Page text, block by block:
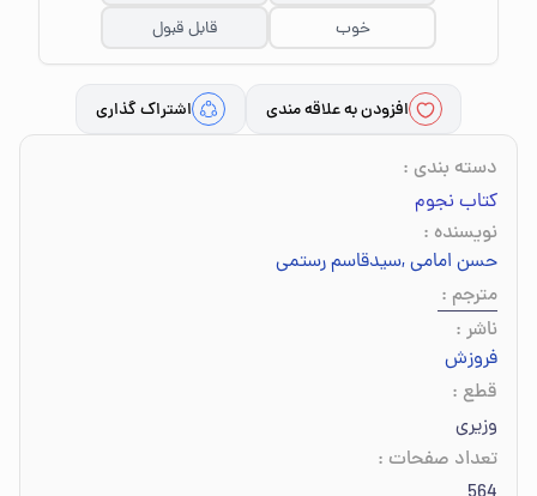
خوب
قابل قبول
افزودن به علاقه مندی اشتراک گذاری
دسته بندی :
کتاب نجوم
نویسنده :
حسن امامی,سیدقاسم رستمی
مترجم :
ناشر :
فروزش
قطع :
وزیری
تعداد صفحات :